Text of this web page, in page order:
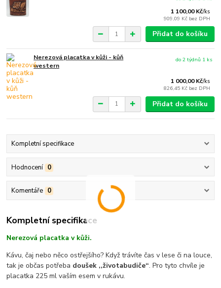
1 100,00 Kč/ks
909,09 Kč bez DPH
Přidat do košíku
Nerezová placatka v kůži - kůň
western
1 000,00 Kč/ks
826,45 Kč bez DPH
do 2 týdnů 1 ks
Přidat do košíku
Kompletní specifikace
Hodnocení 0
Komentáře 0
Kompletní specifikace
Nerezová placatka v kůži.
Kávu, čaj nebo něco ostřejšího? Když trávíte čas v lese či na louce,
tak je občas potřeba doušek ,,životabudiče“. Pro tyto chvíle je
placatka 225 ml vaším esem v rukávu.